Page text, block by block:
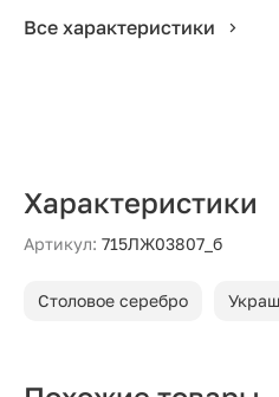
Все характеристики
Характеристики
Артикул: 715ЛЖ03807_б
Столовое серебро